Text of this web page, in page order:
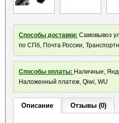
Способы доставки: Самовывоз
по СПб, Почта России,
Способы оплаты: Наличные,
Наложенный платеж, Qiwi, WU
Описание Отзывы (0)